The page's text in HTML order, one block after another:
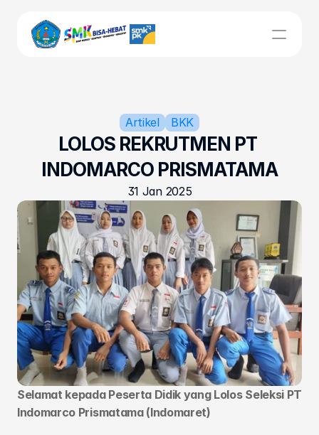
Beranda
Profil
Blog
Kurikulum
Sarpras
LSP
Artikel BKK
LOLOS REKRUTMEN PT
INDOMARCO PRISMATAMA
31 Jan 2025
Selamat kepada Peserta Didik yang Lolos Seleksi PT
Indomarco Prismatama (Indomaret)